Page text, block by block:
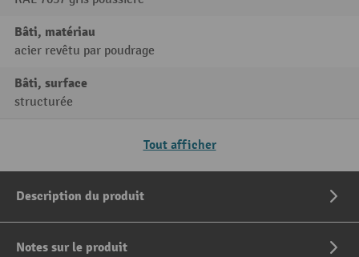
Bâti, matériau
acier revêtu par poudrage
Bâti, surface
structurée
Tout afficher
Description du produit
Notes sur le produit